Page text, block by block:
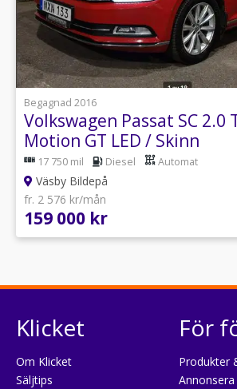
1
Begagnad 2016
Volkswagen Passat SC 2.0
Motion GT LED / Skinn
17 750 mil Diesel Automat
Väsby Bildepå
fr. 2 576 kr/mån
159 000 kr
Klicket
Om Klicket
Säljtips
För
Produkter
Annonsera